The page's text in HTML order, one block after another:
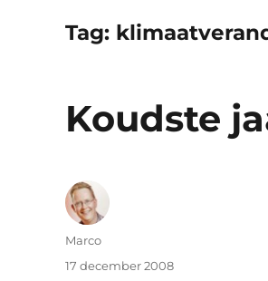
Tag:
Koudste
Auteur
Marco
Geplaatst
17 december 2008